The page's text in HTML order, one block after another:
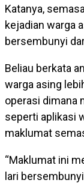
Katanya,
kejadian warga
bersembunyi
Beliau berkata
warga asing
operasi dimana
seperti aplikasi
maklumat
“Maklumat ini
lari